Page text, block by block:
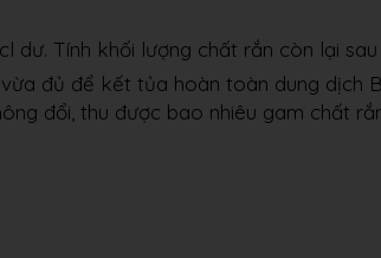
dư. Tính khối lượng chất rắn còn lại
đủ để kết tủa hoàn toàn dung dịch
đổi, thu được bao nhiêu gam chất